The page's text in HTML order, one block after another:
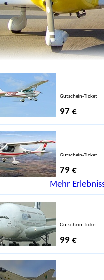
Gutschein-Ticket
97 €
Gutschein-Ticket
79 €
Mehr
Gutschein-Ticket
99 €